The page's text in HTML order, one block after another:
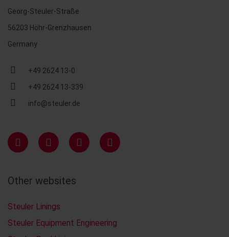
Georg-Steuler-Straße
56203 Höhr-Grenzhausen
Germany
+49 2624 13-0
+49 2624 13-339
info@steuler.de
Other websites
Steuler Linings
Steuler Equipment Engineering